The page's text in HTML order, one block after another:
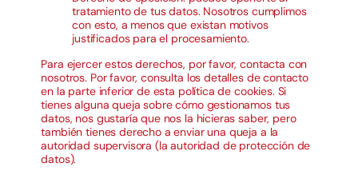
tratamiento de tus datos. Nosotros cumplimos
con esto, a menos que existan motivos
justificados para el procesamiento.
Para ejercer estos derechos, por favor, contacta con
nosotros. Por favor, consulta los detalles de contacto
en la parte inferior de esta política de cookies. Si
tienes alguna queja sobre cómo gestionamos tus
datos, nos gustaría que nos la hicieras saber, pero
también tienes derecho a enviar una queja a la
autoridad supervisora (la autoridad de protección de
datos).